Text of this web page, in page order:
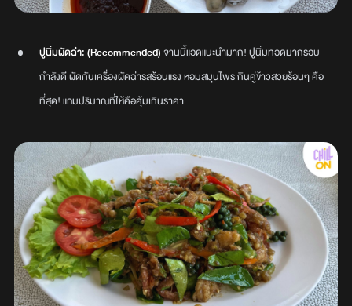
ปูนิ่มผัดฉ่า: (Recommended)จานนี้แอดแนะนำมาก! ปูนิ่มทอดมากรอบ
กำลังดี ผัดกับเครื่องผัดฉ่ารสร้อนแรง หอมสมุนไพร กินคู่ข้าวสวยร้อนๆ คือ
ที่สุด! แถมปริมาณที่ให้คือคุ้มเกินราคา